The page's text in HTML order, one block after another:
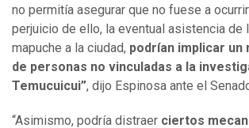
no permitía asegurar que no fuese a
perjuicio de ello, la eventual asistencia de
mapuche a la ciudad, podrían implicar un
de personas no vinculadas a la
Temucuicui”, dijo Espinosa ante el
“Asimismo, podría distraer ciertos